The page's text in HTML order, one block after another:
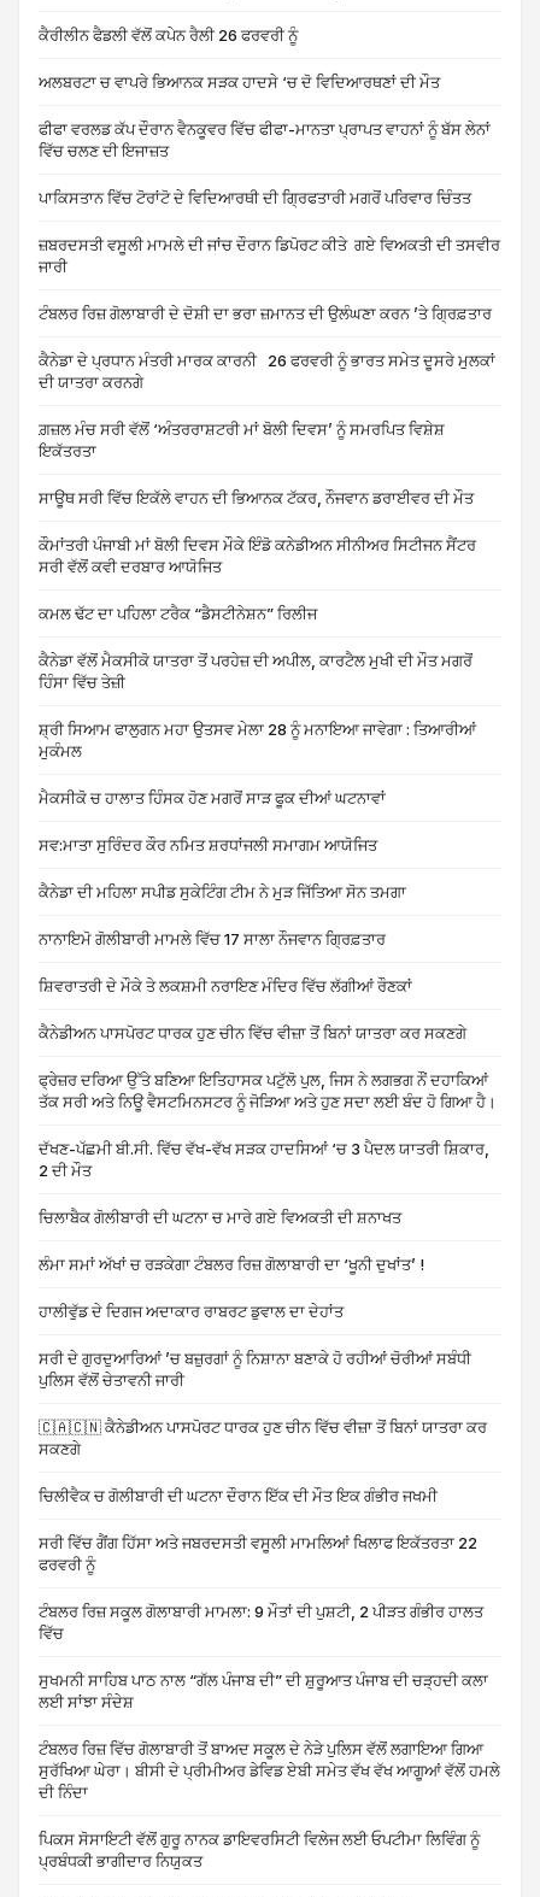
ਕੈਰੀਲੀਨ ਫੈਡਲੀ ਵੱਲੋਂ ਕਪੇਨ ਰੈਲੀ 26 ਫਰਵਰੀ ਨੂੰ
ਅਲਬਰਟਾ ਚ ਵਾਪਰੇ ਭਿਆਨਕ ਸੜਕ ਹਾਦਸੇ ‘ਚ ਦੋ ਵਿਦਿਆਰਥਣਾਂ ਦੀ ਮੌਤ
ਫੀਫਾ ਵਰਲਡ ਕੱਪ ਦੌਰਾਨ ਵੈਨਕੂਵਰ ਵਿੱਚ ਫੀਫਾ-ਮਾਨਤਾ ਪ੍ਰਾਪਤ ਵਾਹਨਾਂ ਨੂੰ ਬੱਸ ਲੇਨਾਂ
ਵਿੱਚ ਚਲਣ ਦੀ ਇਜਾਜ਼ਤ
ਪਾਕਿਸਤਾਨ ਵਿੱਚ ਟੋਰਾਂਟੋ ਦੇ ਵਿਦਿਆਰਥੀ ਦੀ ਗ੍ਰਿਫਤਾਰੀ ਮਗਰੋਂ ਪਰਿਵਾਰ ਚਿੰਤਤ
ਜ਼ਬਰਦਸਤੀ ਵਸੂਲੀ ਮਾਮਲੇ ਦੀ ਜਾਂਚ ਦੌਰਾਨ ਡਿਪੋਰਟ ਕੀਤੇ ਗਏ ਵਿਅਕਤੀ ਦੀ ਤਸਵੀਰ
ਜਾਰੀ
ਟੰਬਲਰ ਰਿਜ਼ ਗੋਲਾਬਾਰੀ ਦੇ ਦੋਸ਼ੀ ਦਾ ਭਰਾ ਜ਼ਮਾਨਤ ਦੀ ਉਲੰਘਣਾ ਕਰਨ ’ਤੇ ਗ੍ਰਿਫ਼ਤਾਰ
ਕੈਨੇਡਾ ਦੇ ਪ੍ਰਧਾਨ ਮੰਤਰੀ ਮਾਰਕ ਕਾਰਨੀ 26 ਫਰਵਰੀ ਨੂੰ ਭਾਰਤ ਸਮੇਤ ਦੂਸਰੇ ਮੁਲਕਾਂ
ਦੀ ਯਾਤਰਾ ਕਰਨਗੇ
ਗ਼ਜ਼ਲ ਮੰਚ ਸਰੀ ਵੱਲੋਂ ‘ਅੰਤਰਰਾਸ਼ਟਰੀ ਮਾਂ ਬੋਲੀ ਦਿਵਸ’ ਨੂੰ ਸਮਰਪਿਤ ਵਿਸ਼ੇਸ਼
ਇਕੱਤਰਤਾ
ਸਾਊਥ ਸਰੀ ਵਿੱਚ ਇਕੱਲੇ ਵਾਹਨ ਦੀ ਭਿਆਨਕ ਟੱਕਰ, ਨੌਜਵਾਨ ਡਰਾਈਵਰ ਦੀ ਮੌਤ
ਕੌਮਾਂਤਰੀ ਪੰਜਾਬੀ ਮਾਂ ਬੋਲੀ ਦਿਵਸ ਮੌਕੇ ਇੰਡੋ ਕਨੇਡੀਅਨ ਸੀਨੀਅਰ ਸਿਟੀਜਨ ਸੈਂਟਰ
ਸਰੀ ਵੱਲੋਂ ਕਵੀ ਦਰਬਾਰ ਆਯੋਜਿਤ
ਕਮਲ ਢੱਟ ਦਾ ਪਹਿਲਾ ਟਰੈਕ “ਡੈਸਟੀਨੇਸ਼ਨ” ਰਿਲੀਜ
ਕੈਨੇਡਾ ਵੱਲੋਂ ਮੈਕਸੀਕੋ ਯਾਤਰਾ ਤੋਂ ਪਰਹੇਜ਼ ਦੀ ਅਪੀਲ, ਕਾਰਟੈਲ ਮੁਖੀ ਦੀ ਮੌਤ ਮਗਰੋਂ
ਹਿੰਸਾ ਵਿੱਚ ਤੇਜ਼ੀ
ਸ਼੍ਰੀ ਸਿਆਮ ਫਾਲੁਗਨ ਮਹਾ ਉਤਸਵ ਮੇਲਾ 28 ਨੂੰ ਮਨਾਇਆ ਜਾਵੇਗਾ : ਤਿਆਰੀਆਂ
ਮੁਕੰਮਲ
ਮੈਕਸੀਕੋ ਚ ਹਾਲਾਤ ਹਿੰਸਕ ਹੋਣ ਮਗਰੋਂ ਸਾੜ ਫੂਕ ਦੀਆਂ ਘਟਨਾਵਾਂ
ਸਵ:ਮਾਤਾ ਸੁਰਿੰਦਰ ਕੌਰ ਨਮਿਤ ਸ਼ਰਧਾਂਜਲੀ ਸਮਾਗਮ ਆਯੋਜਿਤ
ਕੈਨੇਡਾ ਦੀ ਮਹਿਲਾ ਸਪੀਡ ਸੁਕੇਟਿੰਗ ਟੀਮ ਨੇ ਮੁੜ ਜਿੱਤਿਆ ਸੋਨ ਤਮਗਾ
ਨਾਨਾਇਮੋ ਗੋਲੀਬਾਰੀ ਮਾਮਲੇ ਵਿੱਚ 17 ਸਾਲਾ ਨੌਜਵਾਨ ਗ੍ਰਿਫ਼ਤਾਰ
ਸ਼ਿਵਰਾਤਰੀ ਦੇ ਮੌਕੇ ਤੇ ਲਕਸ਼ਮੀ ਨਰਾਇਣ ਮੰਦਿਰ ਵਿੱਚ ਲੱਗੀਆਂ ਰੌਣਕਾਂ
ਕੈਨੇਡੀਅਨ ਪਾਸਪੋਰਟ ਧਾਰਕ ਹੁਣ ਚੀਨ ਵਿੱਚ ਵੀਜ਼ਾ ਤੋਂ ਬਿਨਾਂ ਯਾਤਰਾ ਕਰ ਸਕਣਗੇ
ਫ੍ਰੇਜ਼ਰ ਦਰਿਆ ਉੱਤੇ ਬਣਿਆ ਇਤਿਹਾਸਕ ਪਟੁੱਲੋ ਪੁਲ, ਜਿਸ ਨੇ ਲਗਭਗ ਨੌਂ ਦਹਾਕਿਆਂ
ਤੱਕ ਸਰੀ ਅਤੇ ਨਿਊ ਵੈਸਟਮਿਨਸਟਰ ਨੂੰ ਜੋੜਿਆ ਅਤੇ ਹੁਣ ਸਦਾ ਲਈ ਬੰਦ ਹੋ ਗਿਆ ਹੈ।
ਦੱਖਣ-ਪੱਛਮੀ ਬੀ.ਸੀ. ਵਿੱਚ ਵੱਖ-ਵੱਖ ਸੜਕ ਹਾਦਸਿਆਂ ‘ਚ 3 ਪੈਦਲ ਯਾਤਰੀ ਸ਼ਿਕਾਰ,
2 ਦੀ ਮੌਤ
ਚਿਲਾਬੈਕ ਗੋਲੀਬਾਰੀ ਦੀ ਘਟਨਾ ਚ ਮਾਰੇ ਗਏ ਵਿਅਕਤੀ ਦੀ ਸ਼ਨਾਖਤ
ਲੰਮਾ ਸਮਾਂ ਅੱਖਾਂ ਚ ਰੜਕੇਗਾ ਟੰਬਲਰ ਰਿਜ਼ ਗੋਲਾਬਾਰੀ ਦਾ ‘ਖੂਨੀ ਦੁਖਾਂਤ’ !
ਹਾਲੀਵੁੱਡ ਦੇ ਦਿਗਜ ਅਦਾਕਾਰ ਰਾਬਰਟ ਡੁਵਾਲ ਦਾ ਦੇਹਾਂਤ
ਸਰੀ ਦੇ ਗੁਰਦੁਆਰਿਆਂ ’ਚ ਬਜ਼ੁਰਗਾਂ ਨੂੰ ਨਿਸ਼ਾਨਾ ਬਣਾਕੇ ਹੋ ਰਹੀਆਂ ਚੋਰੀਆਂ ਸਬੰਧੀ
ਪੁਲਿਸ ਵੱਲੋਂ ਚੇਤਾਵਨੀ ਜਾਰੀ
🇨🇦🇨🇳 ਕੈਨੇਡੀਅਨ ਪਾਸਪੋਰਟ ਧਾਰਕ ਹੁਣ ਚੀਨ ਵਿੱਚ ਵੀਜ਼ਾ ਤੋਂ ਬਿਨਾਂ ਯਾਤਰਾ ਕਰ
ਸਕਣਗੇ
ਚਿਲੀਵੈਕ ਚ ਗੋਲੀਬਾਰੀ ਦੀ ਘਟਨਾ ਦੌਰਾਨ ਇੱਕ ਦੀ ਮੌਤ ਇਕ ਗੰਭੀਰ ਜਖਮੀ
ਸਰੀ ਵਿੱਚ ਗੈਂਗ ਹਿੱਸਾ ਅਤੇ ਜਬਰਦਸਤੀ ਵਸੂਲੀ ਮਾਮਲਿਆਂ ਖਿਲਾਫ ਇਕੱਤਰਤਾ 22
ਫਰਵਰੀ ਨੂੰ
ਟੰਬਲਰ ਰਿਜ਼ ਸਕੂਲ ਗੋਲਾਬਾਰੀ ਮਾਮਲਾ: 9 ਮੌਤਾਂ ਦੀ ਪੁਸ਼ਟੀ, 2 ਪੀੜਤ ਗੰਭੀਰ ਹਾਲਤ
ਵਿੱਚ
ਸੁਖਮਨੀ ਸਾਹਿਬ ਪਾਠ ਨਾਲ “ਗੱਲ ਪੰਜਾਬ ਦੀ” ਦੀ ਸ਼ੁਰੂਆਤ ਪੰਜਾਬ ਦੀ ਚੜ੍ਹਦੀ ਕਲਾ
ਲਈ ਸਾਂਝਾ ਸੰਦੇਸ਼
ਟੰਬਲਰ ਰਿਜ਼ ਵਿੱਚ ਗੋਲਾਬਾਰੀ ਤੋਂ ਬਾਅਦ ਸਕੂਲ ਦੇ ਨੇੜੇ ਪੁਲਿਸ ਵੱਲੋਂ ਲਗਾਇਆ ਗਿਆ
ਸੁਰੱਖਿਆ ਘੇਰਾ। ਬੀਸੀ ਦੇ ਪ੍ਰੀਮੀਅਰ ਡੇਵਿਡ ਏਬੀ ਸਮੇਤ ਵੱਖ ਵੱਖ ਆਗੂਆਂ ਵੱਲੋਂ ਹਮਲੇ
ਦੀ ਨਿੰਦਾ
ਪਿਕਸ ਸੋਸਾਇਟੀ ਵੱਲੋਂ ਗੁਰੂ ਨਾਨਕ ਡਾਇਵਰਸਿਟੀ ਵਿਲੇਜ ਲਈ ਓਪਟੀਮਾ ਲਿਵਿੰਗ ਨੂੰ
ਪ੍ਰਬੰਧਕੀ ਭਾਗੀਦਾਰ ਨਿਯੁਕਤ